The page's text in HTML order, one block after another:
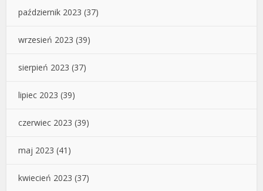
październik 2023 (37)
wrzesień 2023 (39)
sierpień 2023 (37)
lipiec 2023 (39)
czerwiec 2023 (39)
maj 2023 (41)
kwiecień 2023 (37)